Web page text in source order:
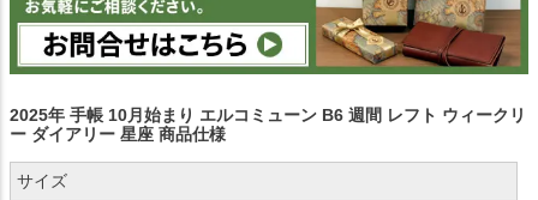
2025年 手帳 10月始まり エルコミューン B6 週間 レフト ウィークリ
ー ダイアリー 星座 商品仕様
サイズ